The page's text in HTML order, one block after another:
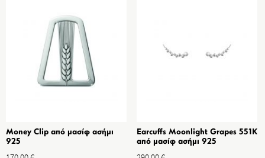
Money Clip από μασίφ ασήμι
925
Earcuffs Moonlight Grapes 551K
από μασίφ ασήμι 925